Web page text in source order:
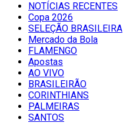
NOTÍCIAS RECENTES
Copa 2026
SELEÇÃO BRASILEIRA
Mercado da Bola
FLAMENGO
Apostas
AO VIVO
BRASILEIRÃO
CORINTHIANS
PALMEIRAS
SANTOS